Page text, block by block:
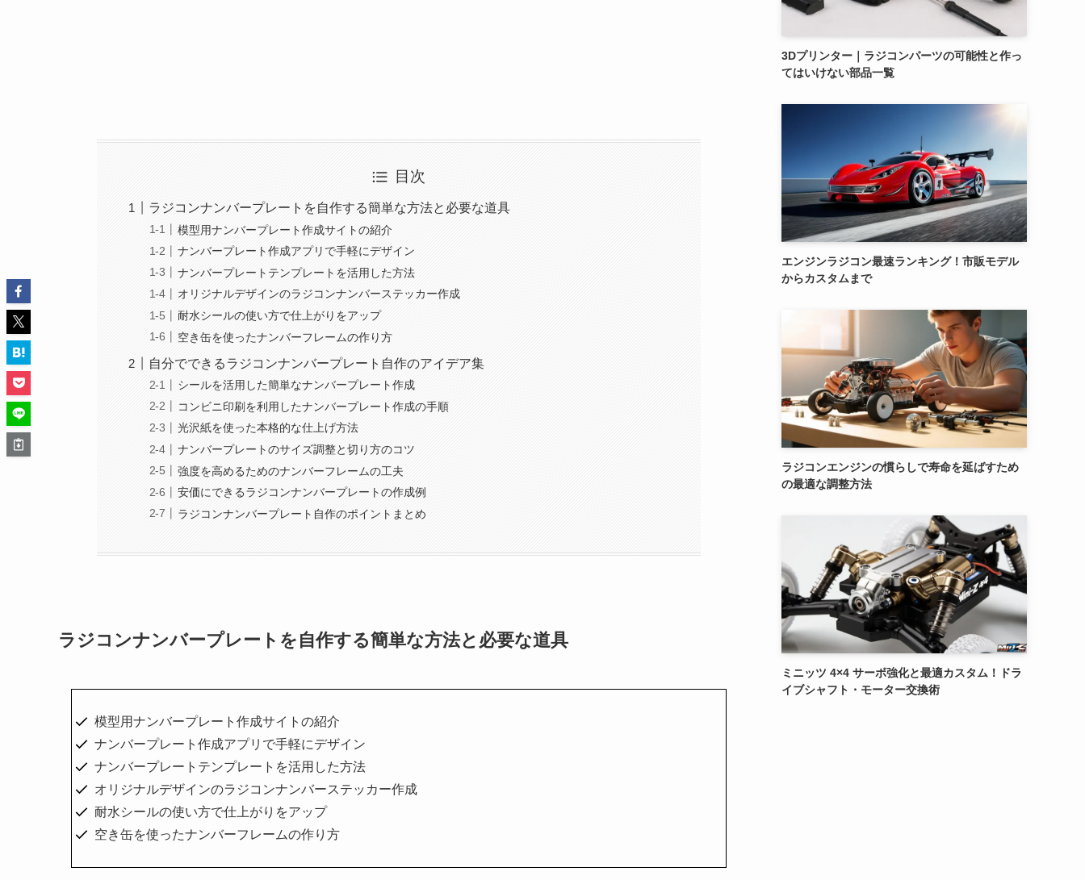
目次
ラジコンナンバープレートを自作する簡単な方法と必要な道具
模型用ナンバープレート作成サイトの紹介
ナンバープレート作成アプリで手軽にデザイン
ナンバープレートテンプレートを活用した方法
オリジナルデザインのラジコンナンバーステッカー作成
耐水シールの使い方で仕上がりをアップ
空き缶を使ったナンバーフレームの作り方
自分でできるラジコンナンバープレート自作のアイデア集
シールを活用した簡単なナンバープレート作成
コンビニ印刷を利用したナンバープレート作成の手順
光沢紙を使った本格的な仕上げ方法
ナンバープレートのサイズ調整と切り方のコツ
強度を高めるためのナンバーフレームの工夫
安価にできるラジコンナンバープレートの作成例
ラジコンナンバープレート自作のポイントまとめ
ラジコンナンバープレートを自作する簡単な方法と必要な道具
模型用ナンバープレート作成サイトの紹介
ナンバープレート作成アプリで手軽にデザイン
ナンバープレートテンプレートを活用した方法
オリジナルデザインのラジコンナンバーステッカー作成
耐水シールの使い方で仕上がりをアップ
空き缶を使ったナンバーフレームの作り方
3Dプリンター｜ラジコンパーツの可能性と作っ
てはいけない部品一覧
エンジンラジコン最速ランキング！市販モデル
からカスタムまで
ラジコンエンジンの慣らしで寿命を延ばすため
の最適な調整方法
ミニッツ 4×4 サーボ強化と最適カスタム！ドラ
イブシャフト・モーター交換術